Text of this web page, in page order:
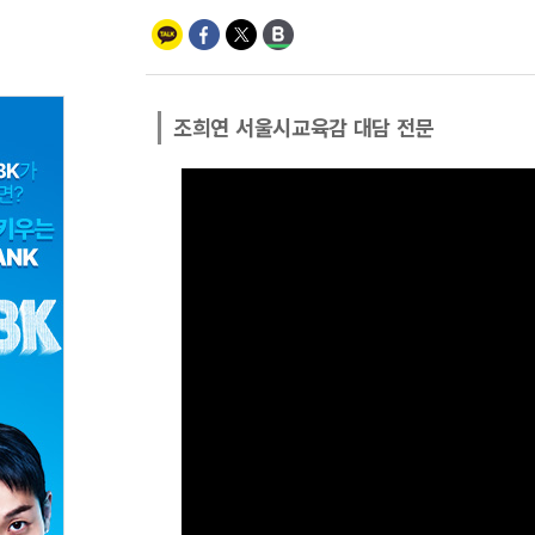
조희연 서울시교육감 대담 전문